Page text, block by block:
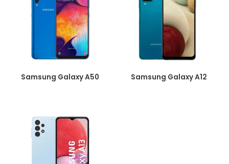
Samsung Galaxy A50 Samsung Galaxy A12